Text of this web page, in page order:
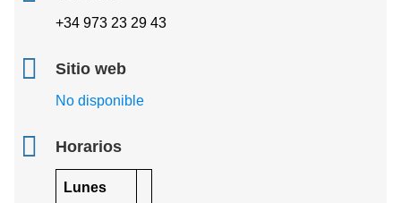
+34 973 23 29 43
Sitio web
No disponible
Horarios
Lunes